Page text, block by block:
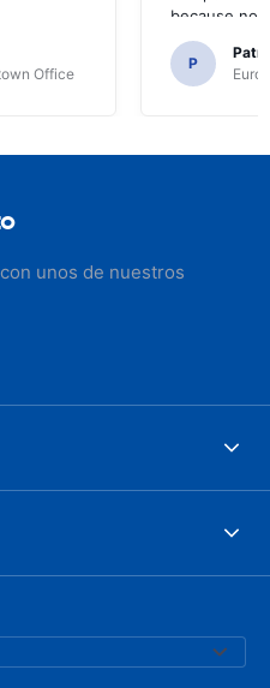
Office
because no
time of
P
unos de nuestros